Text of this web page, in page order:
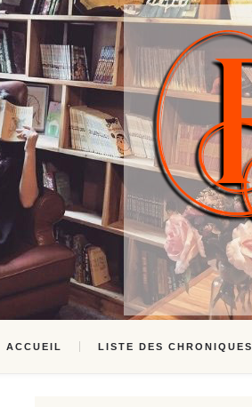
ACCUEIL LISTE DES CHRONIQUES